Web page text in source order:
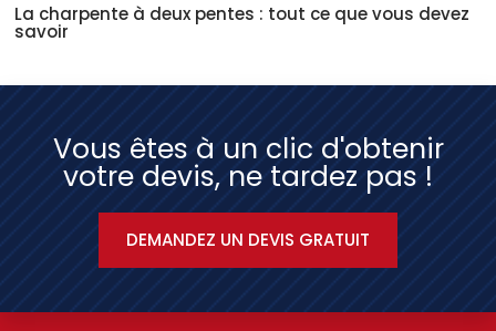
La charpente à deux pentes : tout ce que vous devez
savoir
Vous êtes à un clic d'obtenir
votre devis, ne tardez pas !
DEMANDEZ UN DEVIS GRATUIT